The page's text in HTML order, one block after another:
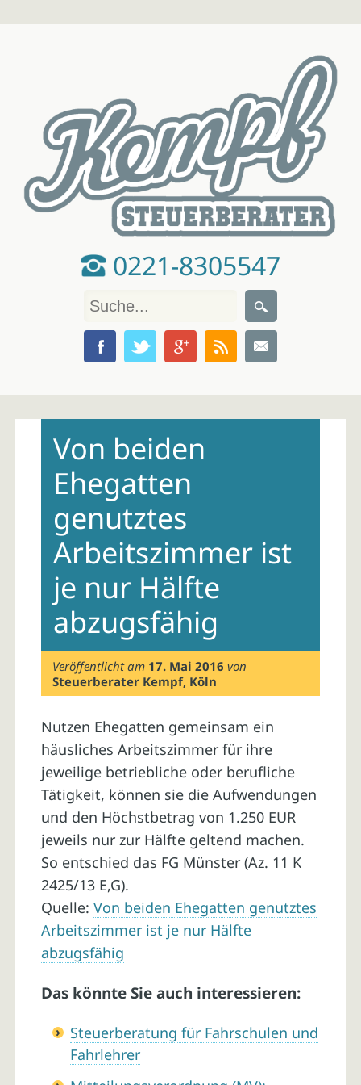
0221-8305547
contentVon beiden
Ehegatten
genutztes
Arbeitszimmer ist
je nur Hälfte
abzugsfähig
Veröffentlicht am 17. Mai 2016 von
Steuerberater Kempf, Köln
Nutzen Ehegatten gemeinsam ein
häusliches Arbeitszimmer für ihre
jeweilige betriebliche oder berufliche
Tätigkeit, können sie die Aufwendungen
und den Höchstbetrag von 1.250 EUR
jeweils nur zur Hälfte geltend machen.
So entschied das FG Münster (Az. 11 K
2425/13 E,G).
Quelle: Von beiden Ehegatten genutztes
Arbeitszimmer ist je nur Hälfte
abzugsfähig
Das könnte Sie auch interessieren:
Steuerberatung für Fahrschulen und
Fahrlehrer